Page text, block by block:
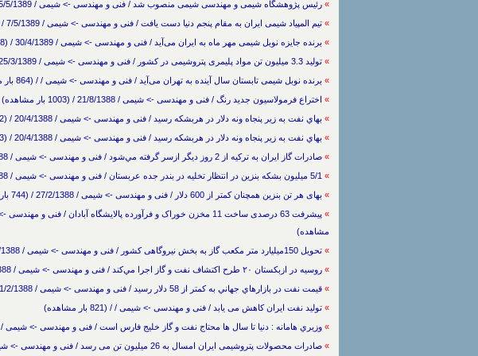
» رئیس پژوهشگاه شیمی و مهندسی شیمی منصوب شد / فنی و مهندسی -> شیمی / 25/5/1389 / (1228 بار مشاهده)
» تیم المپیاد شیمی ایران به مقام پنجم دنیا دست یافت / فنی و مهندسی -> شیمی / 7/5/1389 / (768 بار مشاهده)
» برنده جایزه نوبل شیمی مهر ماه به ایران می‌آید / فنی و مهندسی -> شیمی / 30/4/1389 / (788 بار مشاهده)
» تولید 3.3 میلیون تن مواد پلیمری پتروشیمی در کشور / فنی و مهندسی -> شیمی / 25/3/1389 / (738 بار مشاهده)
» برنده نوبل شیمی تابستان سال آینده به تهران می‌آید / فنی و مهندسی -> شیمی / / (864 بار مشاهده)
» اختراع فرمولاسیون جدید رنگ / فنی و مهندسی -> شیمی / 21/8/1388 / (1003 بار مشاهده)
» بهاي نفت به زير پنجاه ونه دلار در هربشکه رسيد / فنی و مهندسی -> شیمی / 20/4/1388 / (722 بار مشاهده)
» بهاي نفت به زير پنجاه ونه دلار در هربشکه رسيد / فنی و مهندسی -> شیمی / 20/4/1388 / (693 بار مشاهده)
» صادرات گاز ايران به تركيه از 2 روز ديگر ازسر گرفته مي‌شود / فنی و مهندسی -> شیمی / 27/3/1388 / (759 بار مشاهده)
» 5/1 میلیون بشکه بنزین در انتظار تخلیه در بندر جده عربستان / فنی و مهندسی -> شیمی / 29/2/1388 / (784 بار مشاهده)
» بهای هر تن بنزین همچنان کمتر از 600 دلار / فنی و مهندسی -> شیمی / 27/2/1388 / (744 بار مشاهده)
»
مشاهده)
» تحویل 150میلیارد متر مکعب گاز به بخش نیروگاهی کشور / فنی و مهندسی -> شیمی / 27/2/1388 / (775 بار مشاهده)
» روسيه در ازبكستان ‪ ۲۰‬طرح اكتشاف نفت و گاز اجرا مي‌كند / فنی و مهندسی -> شیمی / 24/2/1388 / (825 بار مشاهده)
» قيمت نفت در بازارهاي جهاني به كمتر از 58 دلار رسيد / فنی و مهندسی -> شیمی / 21/2/1388 / (780 بار مشاهده)
» تولید نفت ایران کاهش می یابد / فنی و مهندسی -> شیمی / / (821 بار مشاهده)
» وزيري هامانه : دنيا تا سال ها محتاج نفت و گاز خليج فارس است / فنی و مهندسی -> شیمی / 9/2/1388 / (758 بار مشاهده)
»